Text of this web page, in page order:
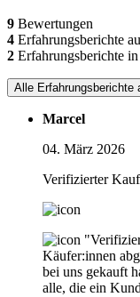
9 Bewertungen
4 Erfahrungsberichte
2 Erfahrungsberichte
Alle Erfahrungsberichte
Marcel
04. März 2026
Verifizierter Kauf
Käufer:innen
bei uns gekauft
alle, die ein